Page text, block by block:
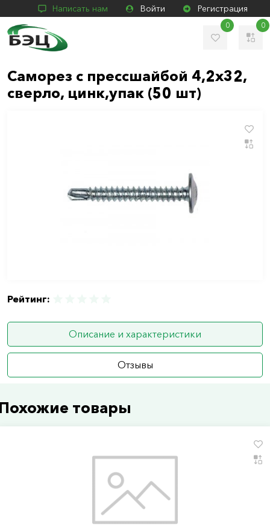
Написать нам Войти Регистрация
0 0
Саморез с прессшайбой 4,2х32,
сверло, цинк,упак (50 шт)
Рейтинг:
Описание и характеристики
Отзывы
товары